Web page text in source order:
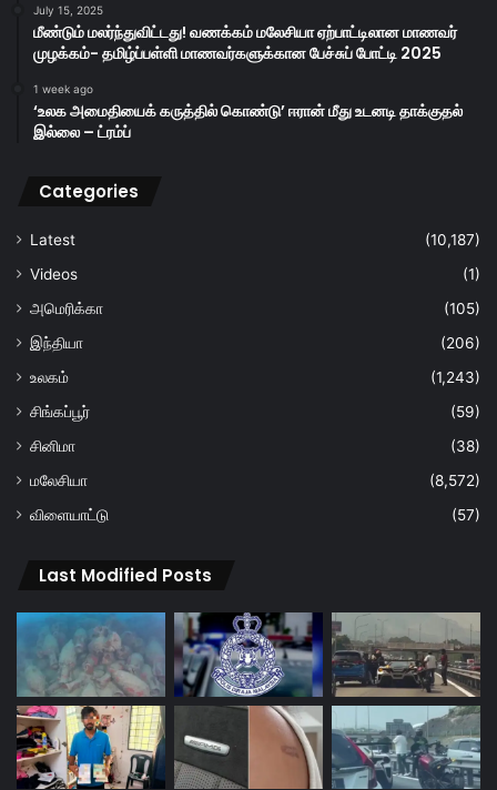
July 15, 2025
மீண்டும் மலர்ந்துவிட்டது! வணக்கம் மலேசியா ஏற்பாட்டிலான மாணவர்
முழக்கம்- தமிழ்ப்பள்ளி மாணவர்களுக்கான பேச்சுப் போட்டி 2025
1 week ago
‘உலக அமைதியைக் கருத்தில் கொண்டு’ ஈரான் மீது உடனடி தாக்குதல்
இல்லை – ட்ரம்ப்
Categories
Latest
(10,187)
Videos
(1)
அமெரிக்கா
(105)
இந்தியா
(206)
உலகம்
(1,243)
சிங்கப்பூர்
(59)
சினிமா
(38)
மலேசியா
(8,572)
விளையாட்டு
(57)
Last Modified Posts